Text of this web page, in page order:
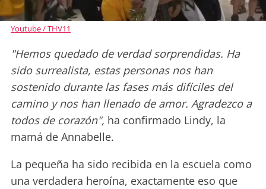
Youtube / THV11
"Hemos quedado de verdad sorprendidas. Ha
sido surrealista, estas personas nos han
sostenido durante las fases más difíciles del
camino y nos han llenado de amor. Agradezco a
todos de corazón", ha confirmado Lindy, la
mamá de Annabelle.
La pequeña ha sido recibida en la escuela como
una verdadera heroína, exactamente eso que